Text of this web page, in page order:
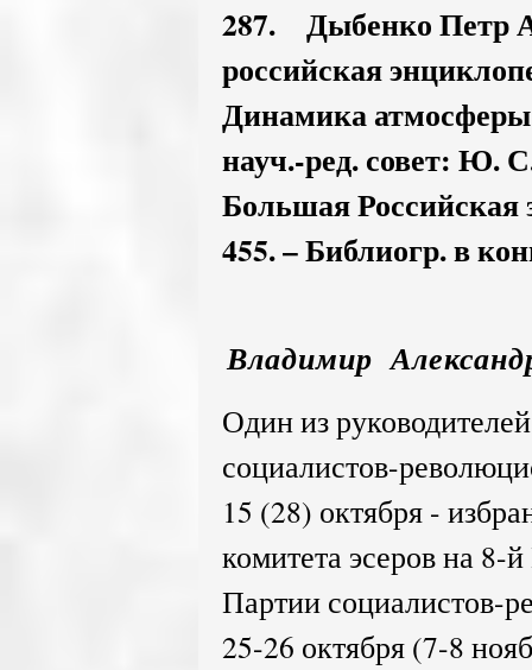
287. Дыбенко Петр
российская
Динамика
науч.-ред. совет: Ю.
Большая Российская
455. – Библиогр. в
Владимир
Один из
социалистов-
15 (28) октября -
комитета эсеров на 8-
Партии социалистов-
25-26 октября (7-8